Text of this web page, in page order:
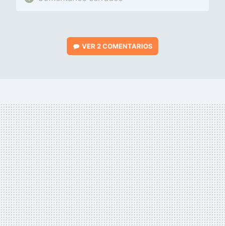
VER2 COMENTARIOS